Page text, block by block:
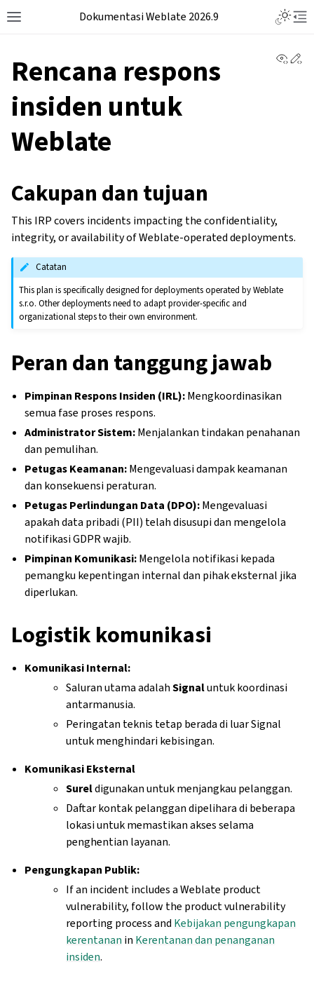
Dokumentasi Weblate 2026.9
Rencana respons
insiden untuk
Weblate
Cakupan dan tujuan
This IRP covers incidents impacting the confidentiality,
integrity, or availability of Weblate-operated deployments.
Catatan
This plan is specifically designed for deployments operated by Weblate
s.r.o. Other deployments need to adapt provider-specific and
organizational steps to their own environment.
Peran dan tanggung jawab
Pimpinan Respons Insiden (IRL):Mengkoordinasikan
semua fase proses respons.
Administrator Sistem:Menjalankan tindakan penahanan
dan pemulihan.
Petugas Keamanan:Mengevaluasi dampak keamanan
dan konsekuensi peraturan.
Petugas Perlindungan Data (DPO):Mengevaluasi
apakah data pribadi (PII) telah disusupi dan mengelola
notifikasi GDPR wajib.
Pimpinan Komunikasi:Mengelola notifikasi kepada
pemangku kepentingan internal dan pihak eksternal jika
diperlukan.
Logistik komunikasi
Komunikasi Internal:
Saluran utama adalahSignaluntuk koordinasi
antarmanusia.
Peringatan teknis tetap berada di luar Signal
untuk menghindari kebisingan.
Komunikasi Eksternal
Sureldigunakan untuk menjangkau pelanggan.
Daftar kontak pelanggan dipelihara di beberapa
lokasi untuk memastikan akses selama
penghentian layanan.
Pengungkapan Publik:
If an incident includes a Weblate product
vulnerability, follow the product vulnerability
reporting process and Kebijakan pengungkapan
kerentanan in Kerentanan dan penanganan
insiden.